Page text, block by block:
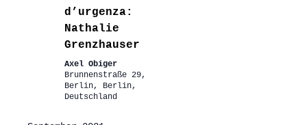
d’urgenza:
Nathalie
Grenzhauser
Axel Obiger
Brunnenstraße 29,
Berlin, Berlin,
Deutschland